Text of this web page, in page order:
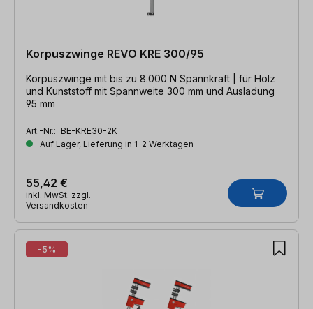
Korpuszwinge REVO KRE 300/95
Korpuszwinge mit bis zu 8.000 N Spannkraft | für Holz
und Kunststoff mit Spannweite 300 mm und Ausladung
95 mm
Art.-Nr.: BE-KRE30-2K
Auf Lager, Lieferung in 1-2 Werktagen
55,42 €
inkl. MwSt. zzgl.
Versandkosten
-5%